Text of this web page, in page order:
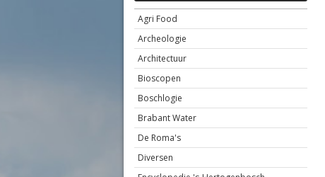
Agri Food
Archeologie
Architectuur
Bioscopen
Boschlogie
Brabant Water
De Roma's
Diversen